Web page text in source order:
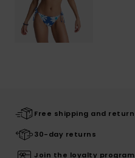
Free shipping and
30-day returns
Join the loyalty program